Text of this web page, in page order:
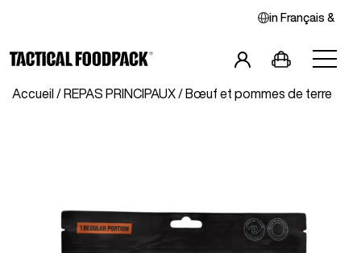
in Français &
Petits-Déjeuners Repas Principaux Combos
Accueil / REPAS PRINCIPAUX / Bœuf et pommes de terre